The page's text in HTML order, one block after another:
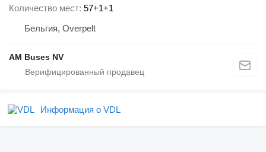
Количество мест 57+1+1
Бельгия, Overpelt
AM Buses NV
Информация о VDL